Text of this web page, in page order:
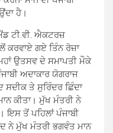
ਹੈ।
ਟੀ.ਵੀ. ਐਕਟਰਜ਼
ਕਰਵਾਏ ਗਏ ਤਿੰਨ ਰੋਜ਼ਾ
ਉਤਸਵ ਦੇ ਸਮਾਪਤੀ ਮੌਕੇ
ਅਦਾਕਾਰ ਯੋਗਰਾਜ
ਤੇ ਸੁਰਿੰਦਰ ਛਿੰਦਾ
ਕੀਤਾ। ਮੁੱਖ ਮੰਤਰੀ ਨੇ
ਇਸ ਤੋਂ ਪਹਿਲਾਂ ਪੰਜਾਬੀ
ਨੇ ਮੁੱਖ ਮੰਤਰੀ ਭਗਵੰਤ ਮਾਨ